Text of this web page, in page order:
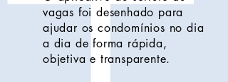
vagas foi desenhado para
ajudar oscondomínios no dia
a dia de forma rápida,
objetiva e transparente.